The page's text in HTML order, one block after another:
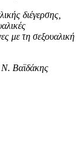
διέγερσης,
με τη σεξουαλική
Βαϊδάκης